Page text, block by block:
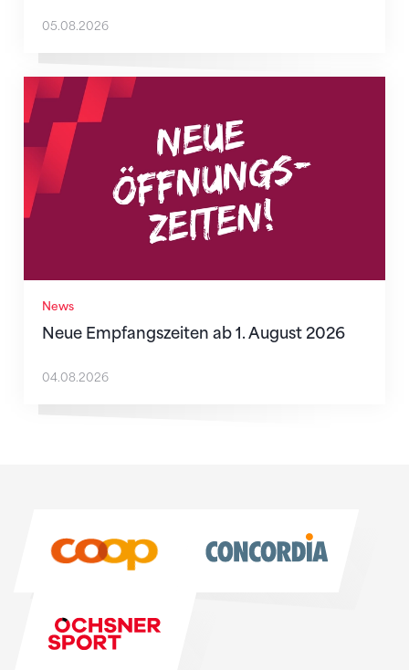
05.08.2026
News
Neue Empfangszeiten ab 1. August 2026
Neue Empfangszeiten ab 1. August 2026
04.08.2026